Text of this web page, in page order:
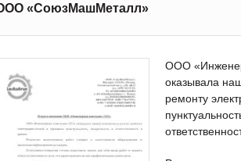
«СоюзМашМеталл»
ООО
оказывала
ремонту